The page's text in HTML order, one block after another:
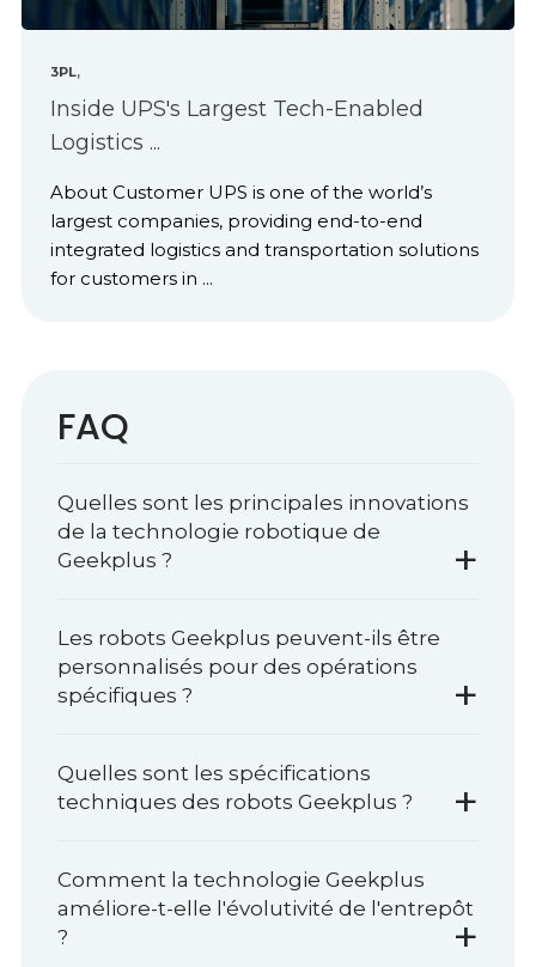
3PL,
Inside UPS's Largest Tech-Enabled
Logistics ...
About Customer UPS is one of the world’s
largest companies, providing end-to-end
integrated logistics and transportation solutions
for customers in ...
FAQ
Quelles sont les principales innovations
de la technologie robotique de
Geekplus ?
+
Les robots Geekplus peuvent-ils être
personnalisés pour des opérations
spécifiques ?
+
Quelles sont les spécifications
techniques des robots Geekplus ?
+
Comment la technologie Geekplus
améliore-t-elle l'évolutivité de l'entrepôt
?
+